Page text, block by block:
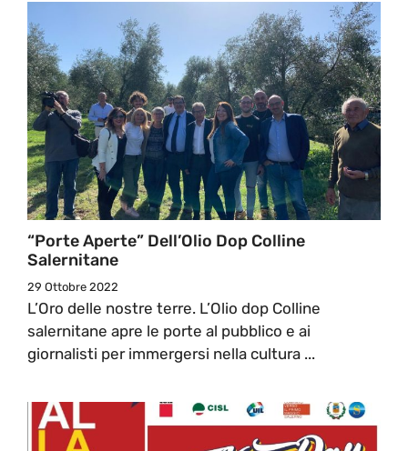
“Porte Aperte” Dell’Olio Dop Colline
Salernitane
29 Ottobre 2022
L’Oro delle nostre terre. L’Olio dop Colline
salernitane apre le porte al pubblico e ai
giornalisti per immergersi nella cultura ...